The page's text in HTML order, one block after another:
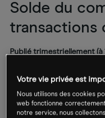
Solde du
transactions
Publié trimestriellement
transactions US avec le
statistique trimestrielle
Votre vie privée est
Nous utilisons des cookies
web fonctionne
notre service, nous